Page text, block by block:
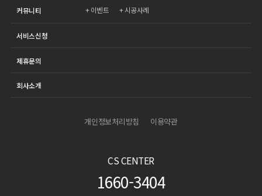
커뮤니티 이벤트 시공사례
서비스신청
제휴문의
회사소개
개인정보처리방침 이용약관
CS CENTER
1660-3404